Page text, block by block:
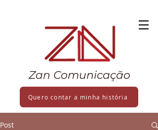
Zan Comunicação
Quero contar a minha história
Post